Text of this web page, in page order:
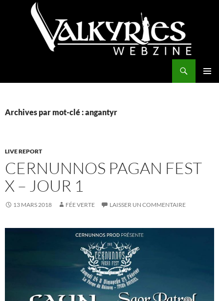
Archives par mot-clé : angantyr
LIVE REPORT
CERNUNNOS PAGAN FEST
X – JOUR 1
13 MARS 2018 FÉE VERTE LAISSER UN COMMENTAIRE